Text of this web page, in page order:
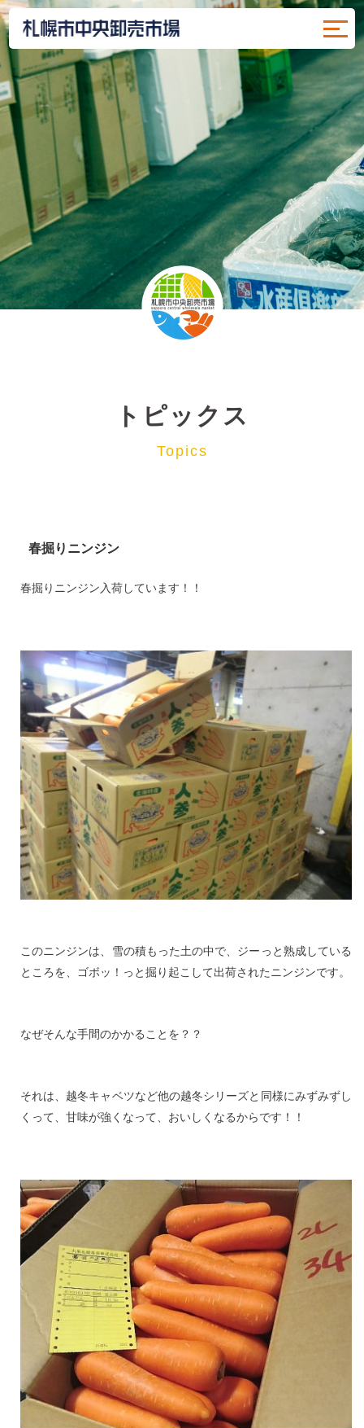
トピックス
Topics
春掘りニンジン
春掘りニンジン入荷しています！！
このニンジンは、雪の積もった土の中で、ジーっと熟成している
ところを、ゴボッ！っと掘り起こして出荷されたニンジンです。
なぜそんな手間のかかることを？？
それは、越冬キャベツなど他の越冬シリーズと同様にみずみずし
くって、甘味が強くなって、おいしくなるからです！！